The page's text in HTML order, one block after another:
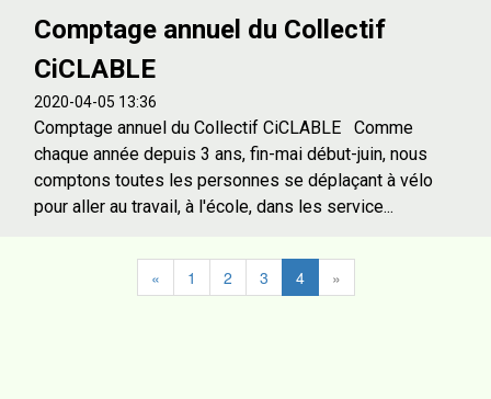
Comptage annuel du Collectif
CiCLABLE
2020-04-05 13:36
Comptage annuel du Collectif CiCLABLE Comme
chaque année depuis 3 ans, fin-mai début-juin, nous
comptons toutes les personnes se déplaçant à vélo
pour aller au travail, à l'école, dans les service...
« 1 2 3 4 »